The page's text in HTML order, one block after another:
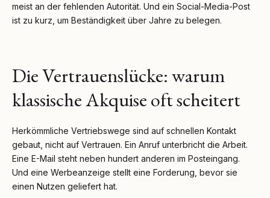
meist an der fehlenden Autorität. Und ein Social-Media-Post
ist zu kurz, um Beständigkeit über Jahre zu belegen.
Die Vertrauenslücke: warum
klassische Akquise oft scheitert
Herkömmliche Vertriebswege sind auf schnellen Kontakt
gebaut, nicht auf Vertrauen. Ein Anruf unterbricht die Arbeit.
Eine E-Mail steht neben hundert anderen im Posteingang.
Und eine Werbeanzeige stellt eine Forderung, bevor sie
einen Nutzen geliefert hat.